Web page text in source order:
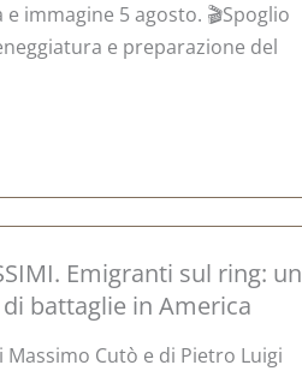
immagine 5 agosto. 🎬Spoglio
e preparazione del
Emigranti sul ring: un
battaglie in America
Massimo Cutò e di Pietro Luigi